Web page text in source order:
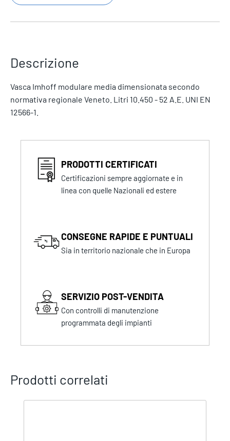
Descrizione
Vasca Imhoff modulare media dimensionata secondo
normativa regionale Veneto. Litri 10.450 - 52 A.E. UNI EN
12566-1.
PRODOTTI CERTIFICATI
Certificazioni sempre aggiornate e in
linea con quelle Nazionali ed estere
CONSEGNE RAPIDE E PUNTUALI
Sia in territorio nazionale che in Europa
SERVIZIO POST-VENDITA
Con controlli di manutenzione
programmata degli impianti
Prodotti correlati